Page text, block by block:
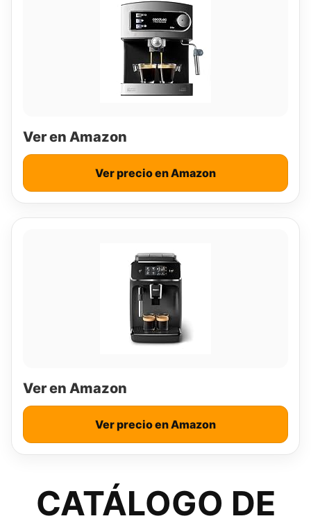
Ver en Amazon
Ver precio en Amazon
Ver en Amazon
Ver precio en Amazon
CATÁLOGO DE